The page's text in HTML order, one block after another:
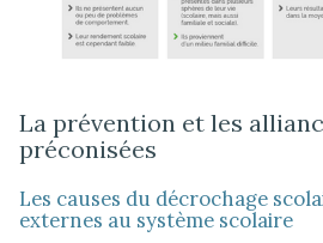
La prévention et les
préconisées
Les causes du décrochage
externes au système scolaire